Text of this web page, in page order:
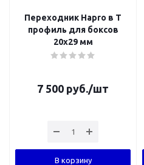
Переходник Hapro в Т
профиль для боксов
20х29 мм
7 500 руб./шт
В корзину